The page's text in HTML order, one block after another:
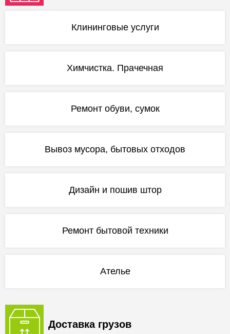
Клининговые услуги
Химчистка. Прачечная
Ремонт обуви, сумок
Вывоз мусора, бытовых отходов
Дизайн и пошив штор
Ремонт бытовой техники
Ателье
Доставка грузов